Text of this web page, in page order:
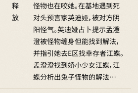
释
放
怪物也在咬她。在基地遇到死
对头预言家英迪娅，被对方阴
阳怪气。英迪娅占卜提示孟澄
澄被怪物缠身但能找到解法，
并指引她去E区找幸存者江蝶。
孟澄澄找到娇小少女江蝶，江
蝶分析出兔子怪物的解法…